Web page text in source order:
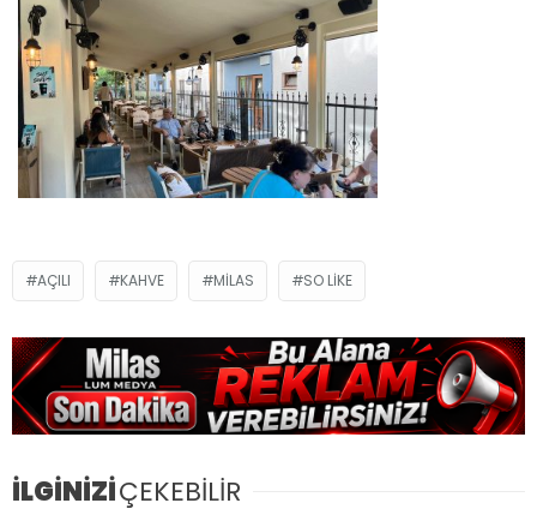
AÇILI KAHVE MILAS SO LIKE
İLGİNİZİÇEKEBİLİR